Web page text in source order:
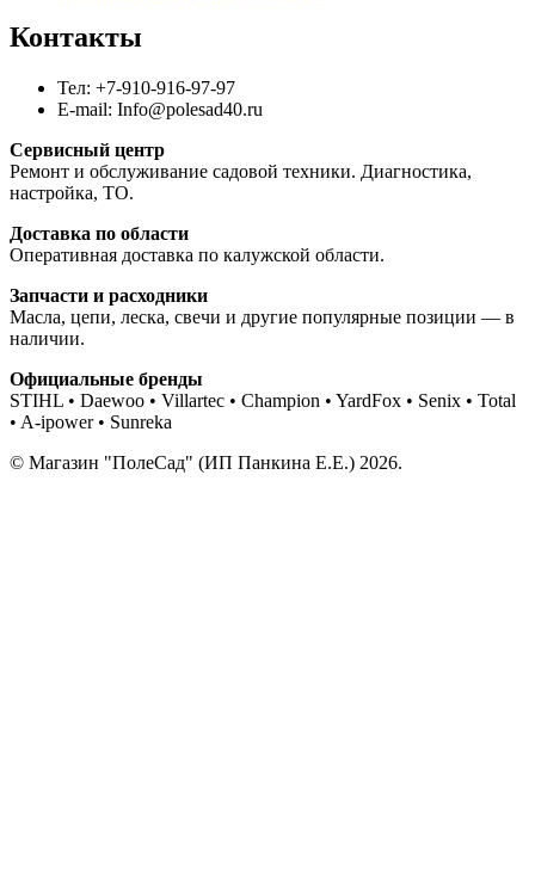
Контакты
Тел: +7-910-916-97-97
E-mail: Info@polesad40.ru
Сервисный центр
Ремонт и обслуживание садовой техники. Диагностика,
настройка, ТО.
Доставка по области
Оперативная доставка по калужской области.
Запчасти и расходники
Масла, цепи, леска, свечи и другие популярные позиции — в
наличии.
Официальные бренды
STIHL • Daewoo • Villartec • Champion • YardFox • Senix • Total
• A-ipower • Sunreka
© Магазин "ПолеСад" (ИП Панкина Е.Е.) 2026.